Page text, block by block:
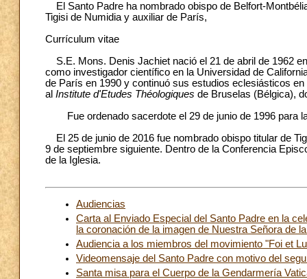
El Santo Padre ha nombrado obispo de Belfort-
Tigisi de Numidia y auxiliar de París,
Currículum vitae
S.E. Mons. Denis Jachiet nació el 21 de abril de 1962
como investigador científico en la Universidad de
de París en 1990 y continuó sus estudios eclesiásticos
al Institute d'Etudes Théologiques de Bruselas (Bélgica),
Fue ordenado sacerdote el 29 de junio de 1996 para
El 25 de junio de 2016 fue nombrado obispo titular de
9 de septiembre siguiente. Dentro de la Conferencia
de la Iglesia.
Audiencias
Carta al Enviado Especial del Santo Padre en la
la coronación de la imagen de Nuestra Señora de
Audiencia a los miembros del movimiento "Foi et
Videomensaje del Santo Padre con motivo del
Santa misa para el Cuerpo de la Gendarmería